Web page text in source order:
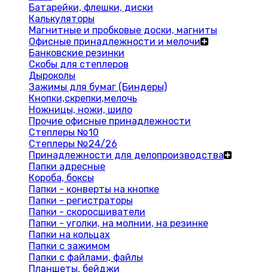
Батарейки, флешки, диски
Калькуляторы
Магнитные и пробковые доски, магниты
Офисные принадлежности и мелочи
Банковские резинки
Скобы для степлеров
Дыроколы
Зажимы для бумаг (Биндеры)
Кнопки,скрепки,мелочь
Ножницы, ножи, шило
Прочие офисные принадлежности
Степлеры №10
Степлеры №24/26
Принадлежности для делопроизводства
Папки адресные
Короба, боксы
Папки - конверты на кнопке
Папки - регистраторы
Папки - скоросшиватели
Папки - уголки, на молнии, на резинке
Папки на кольцах
Папки с зажимом
Папки с файлами, файлы
Планшеты, бейджи